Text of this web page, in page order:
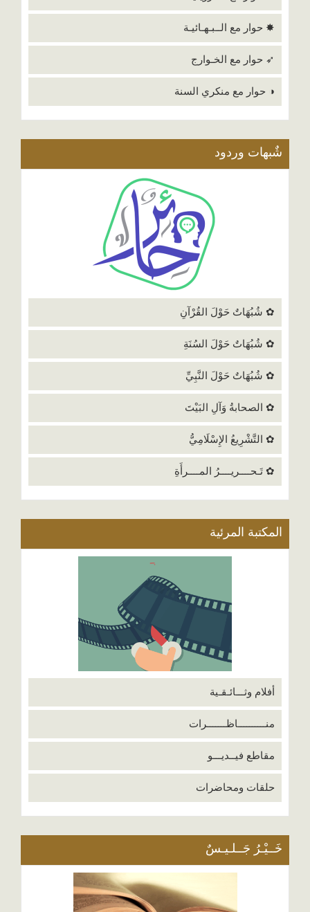
✸ حوار مع الــبـهـائيـة
➶ حوار مع الخـوارج
◑ حوار مع منكري السنة
شٌبهات وردود
✿ شُبُهَاتٌ حَوْلَ القُرْآنِ
✿ شُبُهَاتٌ حَوْلَ السُنَةِ
✿ شُبُهَاتٌ حَوْلَ النَّبِيِّ
✿ الصحابةُ وَآلِ البَيْتَ
✿ التَّشْرِيعُ الإِسْلَامِيُّ
✿ تَـحــــريــــرُ المــــرأَةِ
المكتبة المرئية
أفلام وثـــائـقـية
منــــــــــاظـــــــرات
مقاطع فيــديـــو
حلقات ومحاضرات
خَــيْـرُ جَــلـيـسٌ